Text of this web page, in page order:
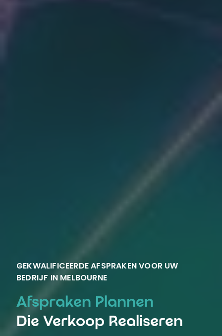
GEKWALIFICEERDE AFSPRAKEN VOOR UW
BEDRIJF IN MELBOURNE
Afspraken Plannen
Die Verkoop Realiseren